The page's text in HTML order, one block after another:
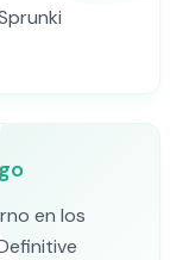
en los